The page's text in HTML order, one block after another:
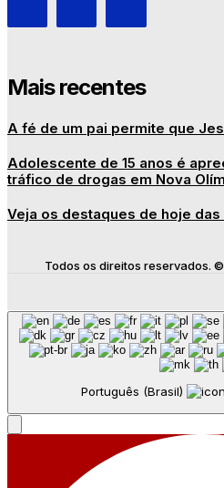
Mais recentes
A fé de um pai permite que
Adolescente de 15 anos é
tráfico de drogas em Nova
Veja os destaques de hoje
Todos os direitos reservados.
Português (Brasil)